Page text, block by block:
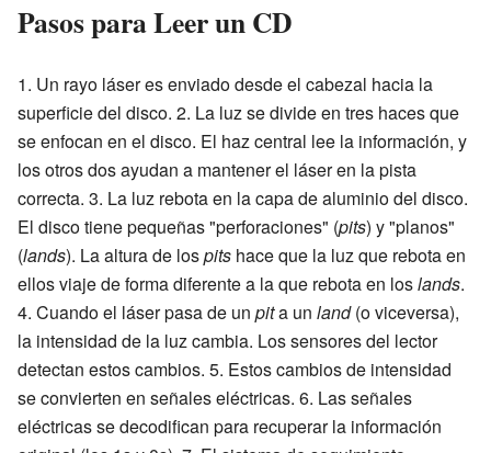
Pasos para Leer un CD
1. Un rayo láser es enviado desde el cabezal hacia la
superficie del disco. 2. La luz se divide en tres haces que
se enfocan en el disco. El haz central lee la información, y
los otros dos ayudan a mantener el láser en la pista
correcta. 3. La luz rebota en la capa de aluminio del disco.
El disco tiene pequeñas "perforaciones" (pits) y "planos"
(lands). La altura de lospits hace que la luz que rebota en
ellos viaje de forma diferente a la que rebota en loslands.
4. Cuando el láser pasa de un pita un land(o viceversa),
la intensidad de la luz cambia. Los sensores del lector
detectan estos cambios. 5. Estos cambios de intensidad
se convierten en señales eléctricas. 6. Las señales
eléctricas se decodifican para recuperar la información